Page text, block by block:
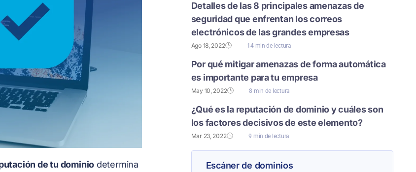
de tu dominio determina
Detalles de las 8 principales amenazas de
seguridad que enfrentan los correos
electrónicos de las grandes empresas
Ago 18, 2022 14 min de lectura
Por qué mitigar amenazas de forma automática
es importante para tu empresa
May 10, 2022 8 min de lectura
¿Qué es la reputación de dominio y cuáles son
los factores decisivos de este elemento?
Mar 23, 2022 9 min de lectura
Escáner de dominios